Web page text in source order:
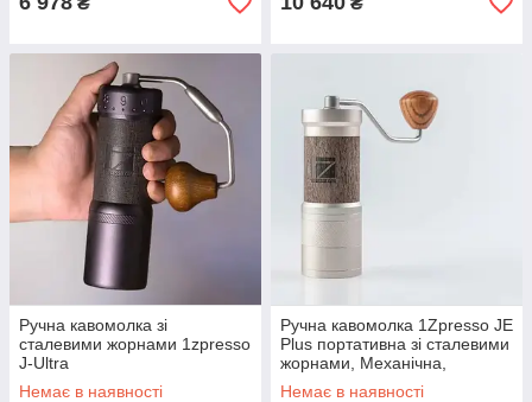
Ручна кавомолка зі
сталевими жорнами 1zpresso
J-Ultra
Немає в наявності
Ручна кавомолка 1Zpresso JE
Plus портативна зі сталевими
жорнами, Механічна,
фірмова для кави
Немає в наявності